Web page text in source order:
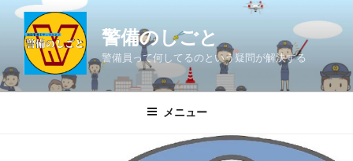
ン
ツ
警備のしごと
警備員って何してるのという疑問が解決する
メニュー